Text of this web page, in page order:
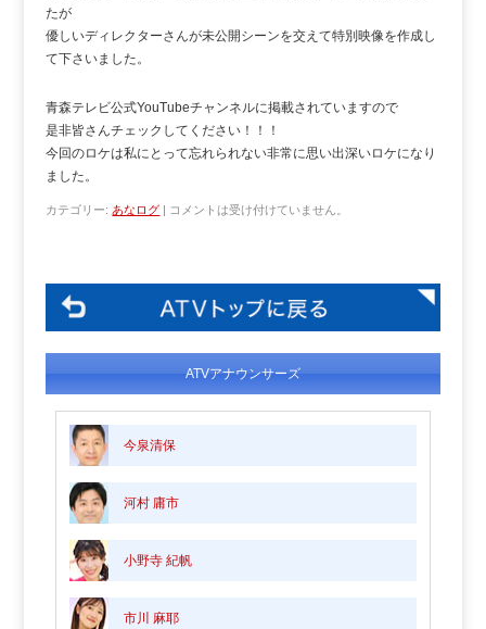
たが
優しいディレクターさんが未公開シーンを交えて特別映像を作成し
て下さいました。
青森テレビ公式YouTubeチャンネルに掲載されていますので
是非皆さんチェックしてください！！！
今回のロケは私にとって忘れられない非常に思い出深いロケになり
ました。
カテゴリー: あなログ コメントは受け付けていません。
ATVアナウンサーズ
今泉清保
河村 庸市
小野寺 紀帆
市川 麻耶